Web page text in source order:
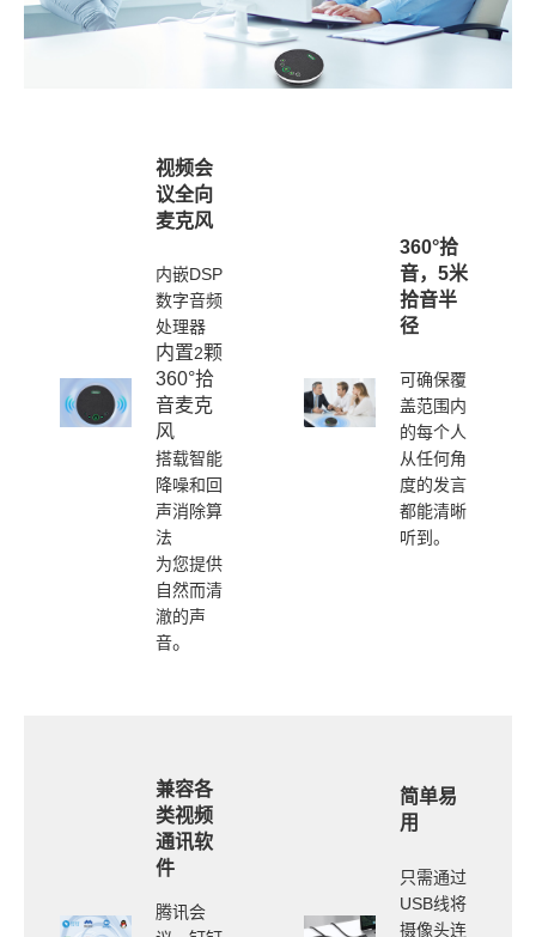
视频会
议全向
麦克风
内嵌DSP
数字音频
处理器
内置2颗
360°拾
音麦克
风
搭载智能
降噪和回
声消除算
法
为您提供
自然而清
澈的声
音。
360°拾
音，5米
拾音半
径
可确保覆
盖范围内
的每个人
从任何角
度的发言
都能清晰
听到。
兼容各
类视频
通讯软
件
腾讯会
简单易
用
只需通过
USB线将
摄像头连